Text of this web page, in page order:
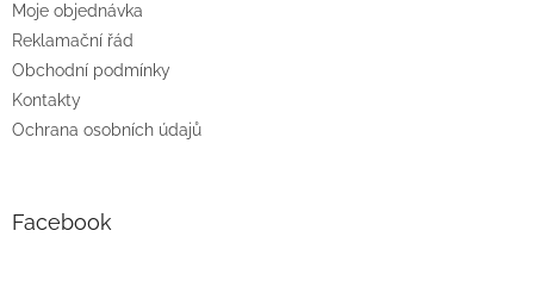
Moje objednávka
Reklamační řád
Obchodní podmínky
Kontakty
Ochrana osobních údajů
Facebook